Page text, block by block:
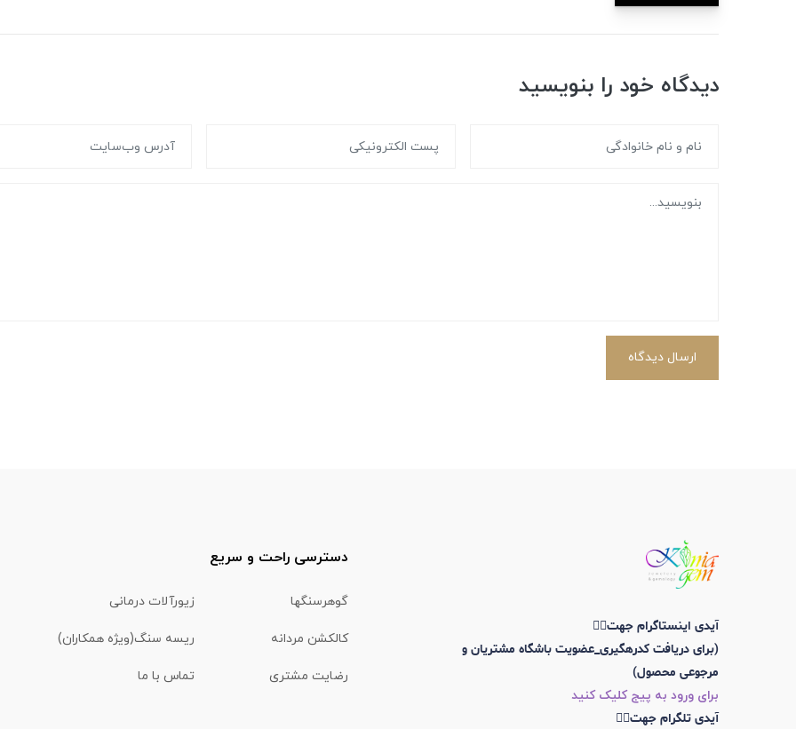
دیدگاه خود را بنویسید
ارسال دیدگاه
آیدی اینستاگرام جهت👇🏼
(برای دریافت کدرهگیری_عضویت باشگاه مشتریان و
مرجوعی محصول)
برای ورود به پیج کلیک کنید
آیدی تلگرام جهت👇🏼
دسترسی راحت و سریع
گوهرسنگها زیورآلات درمانی
کالکشن مردانه ریسه سنگ(ویژه همکاران)
رضایت مشتری تماس با ما